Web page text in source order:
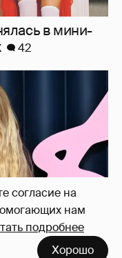
согласие на
нам
подробнее
Хорошо
третьего
фото с детьми